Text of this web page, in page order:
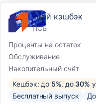
Твой кэшбэк
ПСБ
Проценты на остаток
Обслуживание
Накопительный счёт
Кешбэк: до 5%, до 30%
Бесплатный выпуск